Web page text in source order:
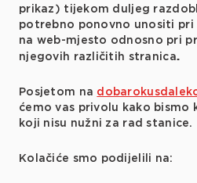
prikaz) tijekom duljeg
potrebno ponovno unositi pri
na web-mjesto odnosno pri
njegovih različitih stranica.
Posjetom na
ćemo vas privolu kako bismo
koji nisu nužni za rad stanice.
Kolačiće smo podijelili na: